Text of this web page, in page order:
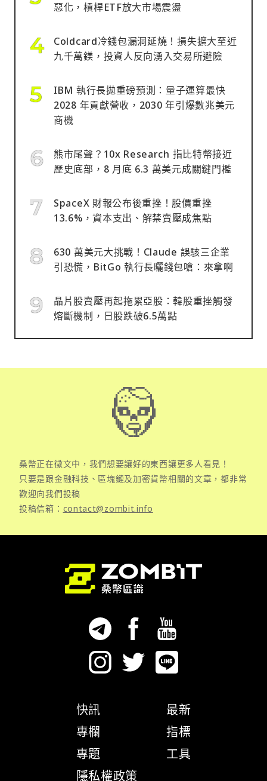
惡化，槓桿ETF放大市場震盪
Coldcard冷錢包漏洞延燒！損失擴大至近
九千萬鎂，投資人反向湧入交易所避險
IBM 執行長拋重磅預測：量子運算最快
2028 年貢獻營收，2030 年引爆數兆美元
商機
熊市尾聲？10x Research 指比特幣接近
歷史底部，8 月底 6.3 萬美元成關鍵門檻
SpaceX 財報公布後重挫！股價重挫
13.6%，資本支出、解禁賣壓成焦點
630 萬美元大挑戰！Claude 誤駭三企業
引恐慌，BitGo 執行長曬錢包嗆：來拿啊
晶片股賣壓再起拖累亞股：韓股重挫觸發
熔斷機制，日股跌破6.5萬點
桑幣正在徵文中，我們想要讓好的東西讓更多人看見！
只要是跟金融科技、區塊鏈及加密貨幣相關的文章，都非常
歡迎向我們投稿
投稿信箱： contact@zombit.info
快訊
專欄
專題
隱私權政策
最新
指標
工具